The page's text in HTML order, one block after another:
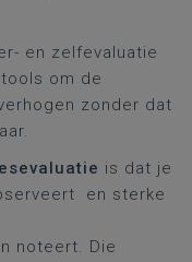
en zelfevaluatie
om de
zonder dat
is dat je
en sterke
noteert. Die